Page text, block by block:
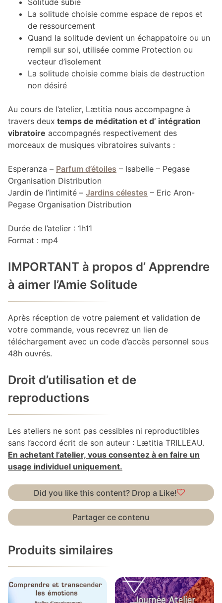
La solitude choisie comme espace de repos et
de ressourcement
Quand la solitude devient un échappatoire ou un
rempli sur soi, utilisée comme Protection ou
vecteur d’isolement
La solitude choisie comme biais de destruction
non désiré
Au cours de l’atelier, Lætitia nous accompagne à
travers deux temps de méditation et d’ intégration
vibratoire accompagnés respectivement des
morceaux de musiques vibratoires suivants :
Esperanza – Parfum d’étoiles – Isabelle – Pegase
Organisation Distribution
Jardin de l’intimité – Jardins célestes – Eric Aron-
Pegase Organisation Distribution
Durée de l’atelier : 1h11
Format : mp4
IMPORTANT à propos d’ Apprendre
à aimer l’Amie Solitude
Après réception de votre paiement et validation de
votre commande, vous recevrez un lien de
téléchargement avec un code d’accès personnel sous
48h ouvrés.
Droit d’utilisation et de
reproductions
Les ateliers ne sont pas cessibles ni reproductibles
sans l’accord écrit de son auteur : Lætitia TRILLEAU.
En achetant l’atelier, vous consentez à en faire un
usage individuel uniquement.
Did you like this content? Drop a Like!
Partager ce contenu
Produits similaires